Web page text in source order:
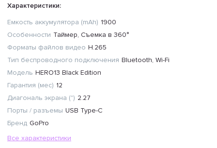
Характеристики:
Емкость аккумулятора (mAh) 1900
Особенности Таймер, Съемка в 360°
Форматы файлов видео H.265
Тип беспроводного подключения Bluetooth, Wi-Fi
Модель HERO13 Black Edition
Гарантия (мес) 12
Диагональ экрана (") 2.27
Порты / разъемы USB Type-C
Бренд GoPro
Все характеристики